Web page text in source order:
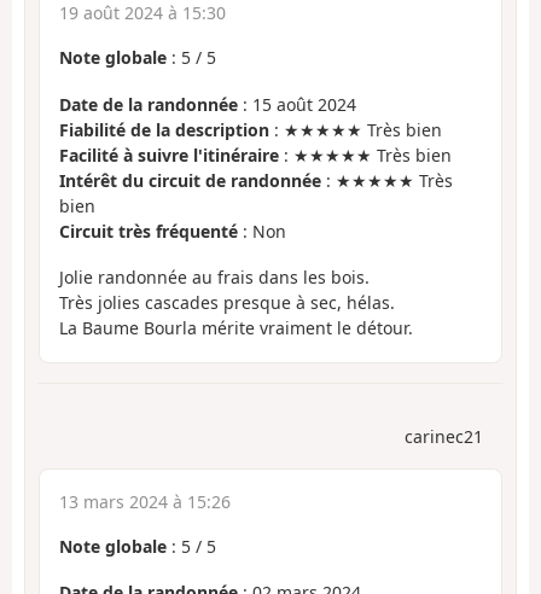
19 août 2024 à 15:30
Note globale : 5 / 5
Date de la randonnée : 15 août 2024
Fiabilité de la description : ★★★★★ Très bien
Facilité à suivre l'itinéraire : ★★★★★ Très bien
Intérêt du circuit de randonnée : ★★★★★ Très
bien
Circuit très fréquenté : Non
Jolie randonnée au frais dans les bois.
Très jolies cascades presque à sec, hélas.
La Baume Bourla mérite vraiment le détour.
carinec21
13 mars 2024 à 15:26
Note globale : 5 / 5